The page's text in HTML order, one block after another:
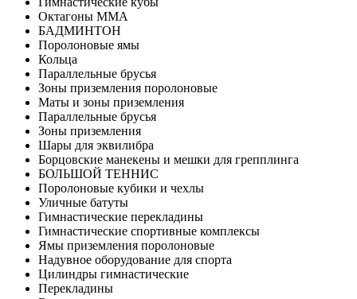
Октагоны MMA
БАДМИНТОН
Поролоновые ямы
Кольца
Параллельные брусья
Зоны приземления поролоновые
Маты и зоны приземления
Параллельные брусья
Зоны приземления
Шары для эквилибра
Борцовские манекены и мешки для грепплинга
БОЛЬШОЙ ТЕННИС
Поролоновые кубики и чехлы
Уличные батуты
Гимнастические перекладины
Гимнастические спортивные комплексы
Ямы приземления поролоновые
Надувное оборудование для спорта
Цилиндры гимнастические
Перекладины